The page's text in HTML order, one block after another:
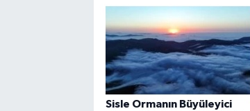
Sisle Ormanın Büyüleyici